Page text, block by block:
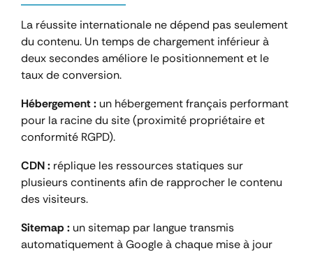
La réussite internationale ne dépend pas seulement
du contenu. Un temps de chargement inférieur à
deux secondes améliore le positionnement et le
taux de conversion.
Hébergement : un hébergement français performant
pour la racine du site (proximité propriétaire et
conformité RGPD).
CDN : réplique les ressources statiques sur
plusieurs continents afin de rapprocher le contenu
des visiteurs.
Sitemap : un sitemap par langue transmis
automatiquement à Google à chaque mise à jour